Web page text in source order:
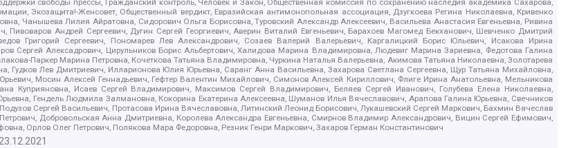
свободы прессы, Гражданский контроль, Человек и Закон, Общественная комиссия по сохранению наследия академика Сахарова,
Экозащита!-Женсовет, Общественный вердикт, Евразийская антимонопольная ассоциация, Дзугкоева Регина Николаевна, Кривенко
Чанышева Лилия Айратовна, Сидорович Ольга Борисовна, Туровский Александр Алексеевич, Васильева Анастасия Евгеньевна, Ривина
Андрей Сергеевич, Дугин Сергей Георгиевич, Аверин Виталий Евгеньевич, Барахоев Магомед Бекханович, Шевченко Дмитрий
Григорий Сергеевич, Пономарев Лев Александрович, Созаев Валерий Валерьевич, Каргалицкий Борис Юльевич, Исакова Ирина
Сергей Алексадрович, Цирульников Борис Альбертович, Халидова Марина Владимировна, Людевиг Марина Зариевна, Федотова Галина
Паркер Марина Петровна, Кочеткова Татьяна Владимировна, Чуркина Наталья Валерьевна, Акимова Татьяна Николаевна, Золотарева
Гудков Лев Дмитриевич, Илларионова Юлия Юрьевна, Саранг Анна Васильевна, Захарова Светлана Сергеевна, Щур Татьяна Михайловна,
Мосин Алексей Геннадьевич, Гефтер Валентин Михайлович, Симонов Алексей Кириллович, Флиге Ирина Анатольевна, Мельникова
Куприяновна, Исаев Сергей Владимирович, Максимов Сергей Владимирович, Беляев Сергей Иванович, Голубева Елена Николаевна,
Гендель Людмила Залмановна, Кокорина Екатерина Алексеевна, Шуманов Илья Вячеславович, Арапова Галина Юрьевна, Свечников
Сергей Васильевич, Протасова Ирина Вячеславовна, Литинский Леонид Борисович, Лукашевский Сергей Маркович, Бахмин Вячеслав
Добровольская Анна Дмитриевна, Королева Александра Евгеньевна, Смирнов Владимир Александрович, Вицин Сергей Ефимович,
Орлов Олег Петрович, Полякова Мара Федоровна, Резник Генри Маркович, Захаров Герман Константинович